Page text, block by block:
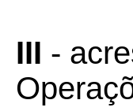
III -